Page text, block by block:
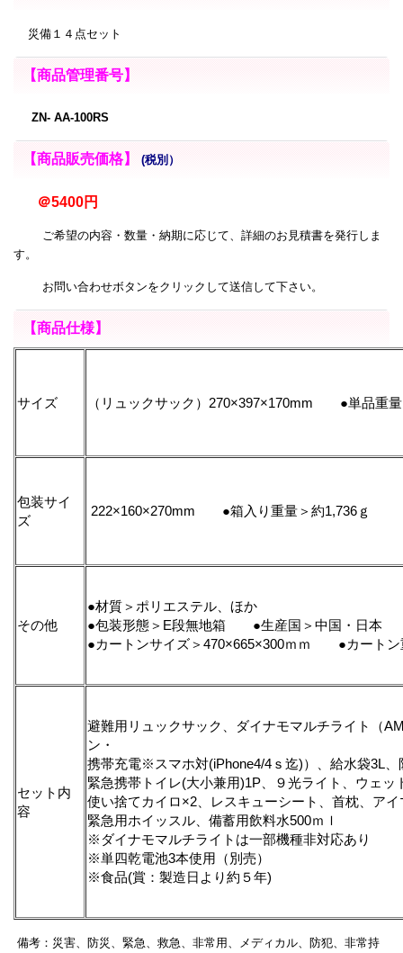
災備１４点セット
【商品管理番号】
ZN- AA-100RS
【商品販売価格】 (税別）
＠5400円
ご希望の内容・数量・納期に応じて、詳細のお見積書を発行しま
す。
お問い合わせボタンをクリックして送信して下さい。
【商品仕様】
サイズ （リュックサック）270×397×170mm ●単品重量
包装サイ
ズ
222×160×270mm ●箱入り重量＞約1,736ｇ
その他
●材質＞ポリエステル、ほか
●包装形態＞E段無地箱 ●生産国＞中国・日本
●カートンサイズ＞470×665×300ｍｍ ●カートン
セット内
容
避難用リュックサック、ダイナモマルチライト（
ン・
携帯充電※スマホ対(iPhone4/4ｓ迄)）、給水袋3L、
緊急携帯トイレ(大小兼用)1P、９光ライト、ウェッ
使い捨てカイロ×2、レスキューシート、首枕、ア
緊急用ホイッスル、備蓄用飲料水500ｍｌ
※ダイナモマルチライトは一部機種非対応あり
※単四乾電池3本使用（別売）
※食品(賞：製造日より約５年)
備考：災害、防災、緊急、救急、非常用、メディカル、防犯、非常持